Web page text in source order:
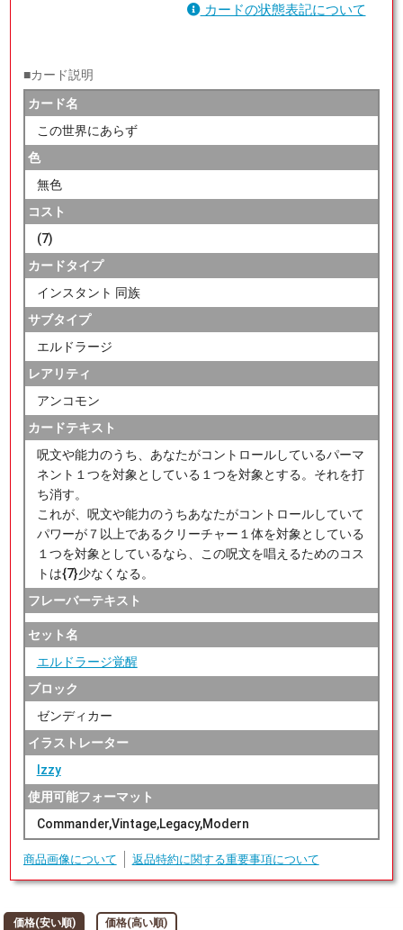
カードの状態表記について
■カード説明
カード名
この世界にあらず
色
無色
コスト
(7)
カードタイプ
インスタント 同族
サブタイプ
エルドラージ
レアリティ
アンコモン
カードテキスト
呪文や能力のうち、あなたがコントロールしているパーマ
ネント１つを対象としている１つを対象とする。それを打
ち消す。
これが、呪文や能力のうちあなたがコントロールしていて
パワーが７以上であるクリーチャー１体を対象としている
１つを対象としているなら、この呪文を唱えるためのコス
トは{7}少なくなる。
フレーバーテキスト
セット名
エルドラージ覚醒
ブロック
ゼンディカー
イラストレーター
Izzy
使用可能フォーマット
Commander,Vintage,Legacy,Modern
商品画像について 返品特約に関する重要事項について
価格(安い順) 価格(高い順)